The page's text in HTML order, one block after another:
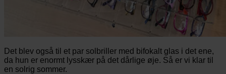
Det blev også til et par solbriller med bifokalt glas i det ene,
da hun er enormt lysskær på det dårlige øje. Så er vi klar til
en solrig sommer.